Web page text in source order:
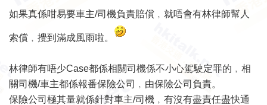
如果真係咁易要車主/司機負責賠償﹐就唔會有林律師幫人
索償﹐攪到滿成風雨啦。
林律師有唔少Case都係相關司機係不小心駕駛定罪的﹐相
關司機/車主都係報番保險公司﹐由保險公司負責。
保險公司極其量就係針對車主/司機﹐有沒有盡責任盡快通